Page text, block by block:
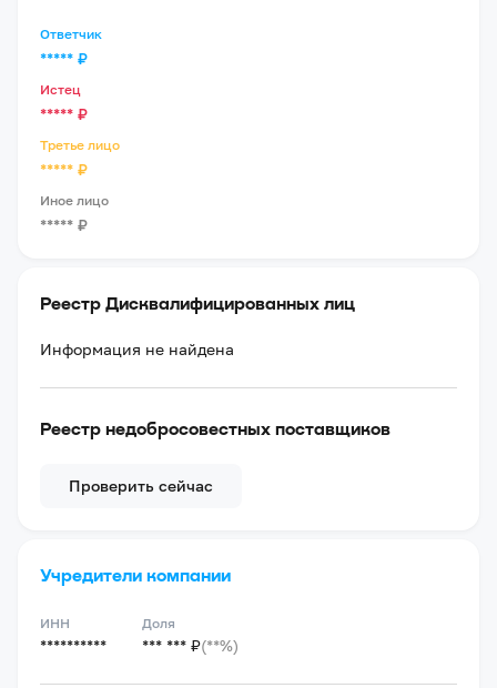
Ответчик
***** ₽
Истец
***** ₽
Третье лицо
***** ₽
Иное лицо
***** ₽
Реестр Дисквалифицированных лиц
Информация не найдена
Реестр недобросовестных поставщиков
Проверить сейчас
Учредители компании
ИНН
**********
Доля
*** *** ₽(**%)